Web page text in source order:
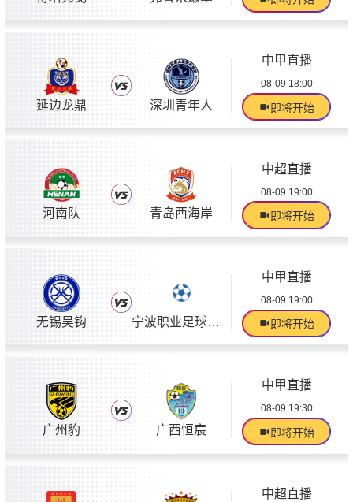
延边龙鼎 深圳青年人
中甲直播
08-09 18:00
即将开始
河南队 青岛西海岸
中超直播
08-09 19:00
即将开始
无锡吴钩 宁波职业足球俱乐部
中甲直播
08-09 19:00
即将开始
广州豹 广西恒宸
中甲直播
08-09 19:30
即将开始
中超直播